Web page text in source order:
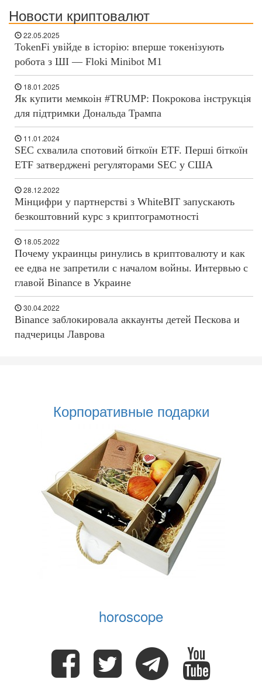
Новости криптовалют
22.05.2025
TokenFi увійде в історію: вперше токенізують
робота з ШІ — Floki Minibot M1
18.01.2025
Як купити мемкоін #TRUMP: Покрокова інструкція
для підтримки Дональда Трампа
11.01.2024
SEC схвалила спотовий біткоїн ETF. Перші біткоїн
ETF затверджені регуляторами SEC у США
28.12.2022
Мінцифри у партнерстві з WhiteBIT запускають
безкоштовний курс з криптограмотності
18.05.2022
Почему украинцы ринулись в криптовалюту и как
ее едва не запретили с началом войны. Интервью с
главой Binance в Украине
30.04.2022
Binance заблокировала аккаунты детей Пескова и
падчерицы Лаврова
Корпоративные подарки
horoscope